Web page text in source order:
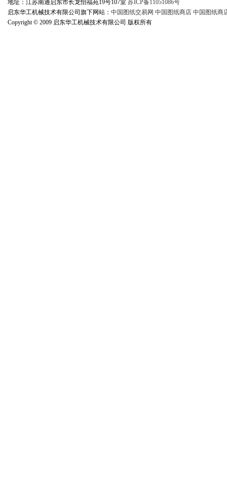
地址：江苏南通启东市长龙怡福苑19号107室 苏ICP备11051086号
启东华工机械技术有限公司旗下网站： 中国图纸交易网 中国图纸商店 中国图纸商
Copyright © 2009 启东华工机械技术有限公司 版权所有